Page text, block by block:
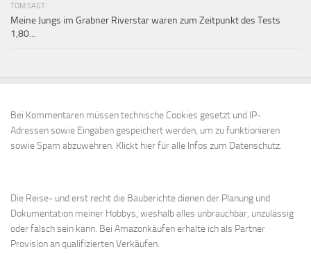
TOM SAGT:
Meine Jungs im Grabner Riverstar waren zum Zeitpunkt des Tests
1,80...
Bei Kommentaren müssen technische Cookies gesetzt und IP-
Adressen sowie Eingaben gespeichert werden, um zu funktionieren
sowie Spam abzuwehren. Klickt hier für alle Infos zum Datenschutz.
Die Reise- und erst recht die Bauberichte dienen der Planung und
Dokumentation meiner Hobbys, weshalb alles unbrauchbar, unzulässig
oder falsch sein kann. Bei Amazonkäufen erhalte ich als Partner
Provision an qualifizierten Verkäufen.